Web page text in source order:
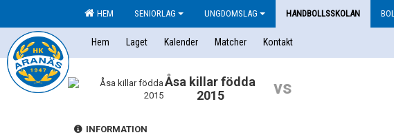
HEM SENIORLAG UNGDOMSLAG HANDBOLLSSKOLAN
Hem Laget Kalender Matcher Kontakt
Åsa killar födda
2015
vs
INFORMATION